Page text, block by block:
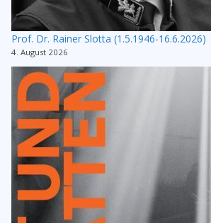
Prof. Dr. Rainer Slotta (1.5.1946-16.6.2026)
4. August 2026